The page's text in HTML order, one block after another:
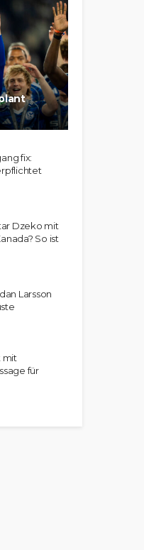
fix:
Dzeko mit
So ist
Larsson
mit
für